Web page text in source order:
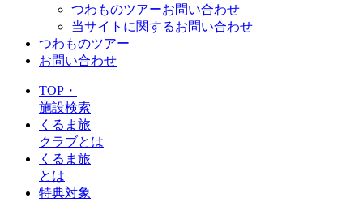
つわものツアーお問い合わせ
当サイトに関するお問い合わせ
つわものツアー
お問い合わせ
TOP・
施設検索
くるま旅
クラブとは
くるま旅
とは
特典対象